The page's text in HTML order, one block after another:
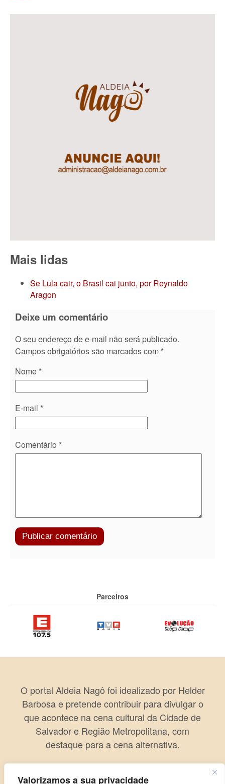
Valorizamos a sua privacidade
Mais lidas
Se Lula cair, o Brasil cai junto, por Reynaldo
Aragon
Deixe um comentário
O seu endereço de e-mail não será publicado.
Campos obrigatórios são marcados com *
Nome *
E-mail *
Comentário *
Parceiros
O portal Aldeia Nagô foi idealizado por Helder
Barbosa e pretende contribuir para divulgar o
que acontece na cena cultural da Cidade de
Salvador e Região Metropolitana, com
destaque para a cena alternativa.